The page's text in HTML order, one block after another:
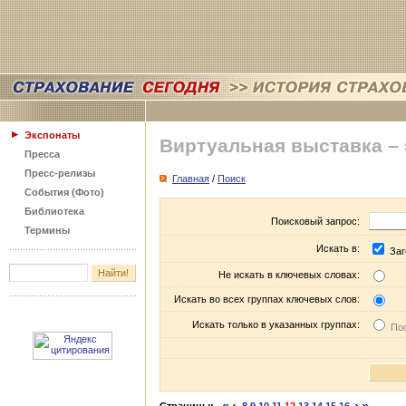
Экспонаты
Пресса
Пресс-релизы
События (Фото)
Библиотека
Термины
Виртуальная выставка –
Главная / Поиск
Поисковый запрос:
Искать в:
Не искать в ключевых словах:
Искать во всех группах ключевых слов:
Искать только в указанных группах: